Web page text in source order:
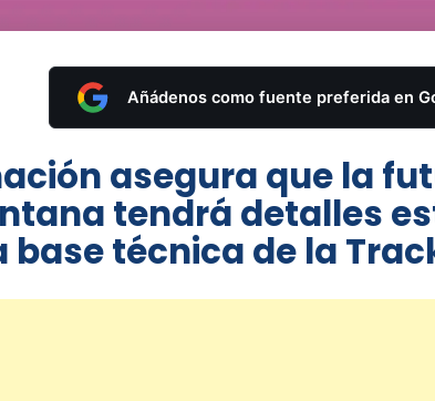
Añádenos como fuente preferida en
asegura que la
tendrá detalles
base técnica de la